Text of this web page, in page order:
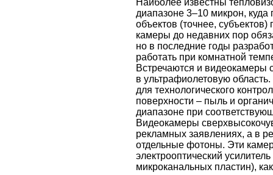
Наиболее известны
диапазоне 3–10 микрон,
объектов (точнее,
камеры до недавних пор
но в последние годы
работать при комнатной
Встречаются и видеокамеры
в ультрафиолетовую
для технологического
поверхности – пыль и
диапазоне при
Видеокамеры
рекламных заявлениях, а в
отдельные фотоны. Эти
электрооптический
микроканальных пластин),